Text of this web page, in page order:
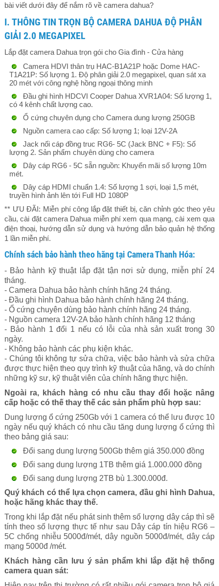
bài viết dưới đây để nắm rõ về camera dahua?
I. THÔNG TIN TRỌN BỘ CAMERA DAHUA ĐỘ PHÂN
GIẢI 2.0 MEGAPIXEL
Lắp đặt camera Dahua trọn gói cho Gia đình - Cửa hàng
Camera HDVI thân trụ HAC-B1A21P hoặc Dome HAC-
T1A21P: Số lượng 1. Độ phân giải 2.0 megapixel, quan sát xa
20 mét với công nghệ hồng ngoại thông minh
Đầu ghi hình HDCVI Cooper Dahua XVR1A04: Số lượng 1,
có 4 kênh chất lượng cao.
Ổ cứng chuyên dụng cho Camera dung lượng 250GB
Nguồn camera cao cấp: Số lượng 1; loại 12V-2A
Jack nối cáp đồng truc RG6- 5C (Jack BNC + F5): Số
lượng 2. Sản phẩm chuyên dùng cho camera
Dây cáp RG6 - 5C sẵn nguồn: Khuyến mãi số lượng 10m
mét.
Dây cáp HDMI chuẩn 1.4: Số lượng 1 sợi, loại 1,5 mét,
truyền hình ảnh lên tới Full HD 1080P
** ƯU ĐÃI: Miễn phí công lắp đặt thiết bị, căn chỉnh góc theo yêu
cầu, cài đặt camera Dahua miễn phí xem qua mạng, cài xem qua
điện thoại, hướng dẫn sử dụng và hướng dẫn bảo quản hệ thống
1 lần miễn phí.
Chính sách bảo hành theo hãng tại Camera Thanh Hóa:
- Bảo hành kỹ thuật lắp đặt tận nơi sử dụng, miễn phí 24
tháng.
- Camera Dahua bảo hành chính hãng 24 tháng.
- Đầu ghi hình Dahua bảo hành chính hãng 24 tháng.
- Ổ cứng chuyên dùng bảo hành chính hãng 24 tháng.
- Nguồn camera 12V-2A bảo hành chính hãng 12 tháng
- Bảo hành 1 đổi 1 nếu có lỗi của nhà sản xuất trong 30
ngày.
- Không bảo hành các phụ kiện khác.
- Chúng tôi không tự sửa chữa, việc bảo hành và sửa chữa
được thực hiện theo quy trình kỹ thuật của hãng, và do chính
những kỹ sư, kỹ thuật viên của chính hãng thực hiện.
Ngoài ra, khách hàng có nhu cầu thay đổi hoặc nâng
cấp hoặc có thế thay thế các sản phẩm phù hợp sau:
Dung lượng ổ cứng 250Gb với 1 camera có thể lưu được 10
ngày nếu quý khách có nhu cầu tăng dung lượng ổ cứng thì
theo bảng giá sau:
Đổi sang dung lượng 500Gb thêm giá 350.000 đồng
Đổi sang dung lượng 1TB thêm giá 1.000.000 đồng
Đổi sang dung lượng 2TB bù 1.300.000đ.
Quý khách có thể lựa chọn camera, đầu ghi hình Dahua,
hoặc hãng khác thay thế.
Trong khi lắp đặt nếu phát sinh thêm số lượng dây cáp thì sẽ
tính theo số lượng thực tế như sau Dây cáp tín hiệu RG6 –
5C chống nhiễu 5000đ/mét, dây nguồn 5000đ/mét, dây cáp
mạng 5000đ /mét.
Khách hàng cần lưu ý sản phẩm khi lắp đặt hệ thống
camera quan sát: